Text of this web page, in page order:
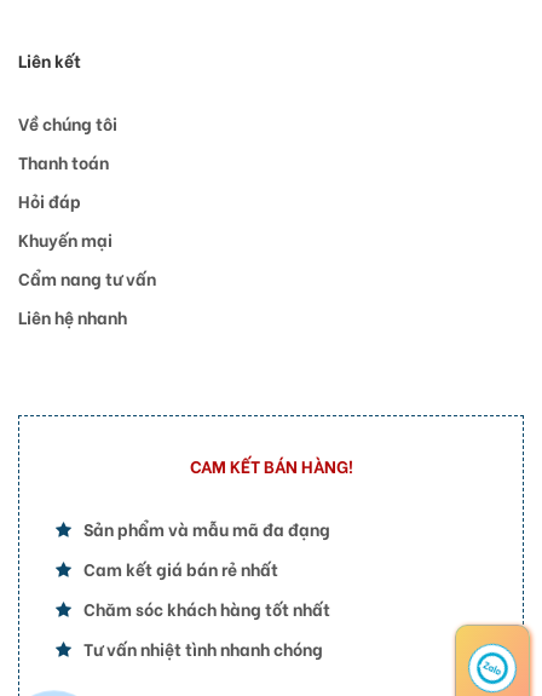
Liên kết
Về chúng tôi
Thanh toán
Hỏi đáp
Khuyến mại
Cẩm nang tư vấn
Liên hệ nhanh
CAM KẾT BÁN HÀNG!
Sản phẩm và mẫu mã đa đạng
Cam kết giá bán rẻ nhất
Chăm sóc khách hàng tốt nhất
Tư vấn nhiệt tình nhanh chóng